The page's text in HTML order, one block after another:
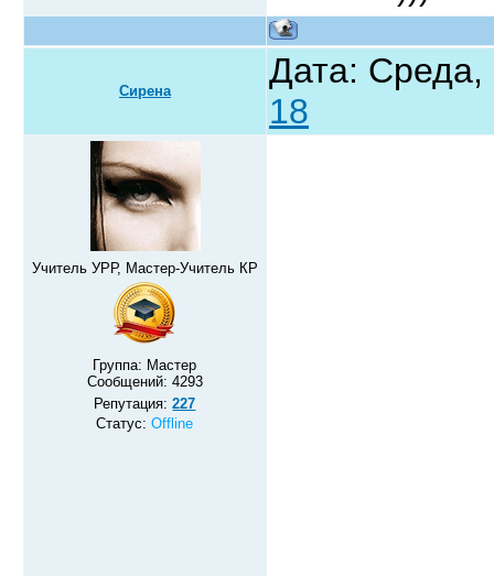
Сирена
Дата:
18
Учитель УРР, Мастер-Учитель КР
Группа: Мастер
Сообщений: 4293
Репутация:227
Статус:Offline